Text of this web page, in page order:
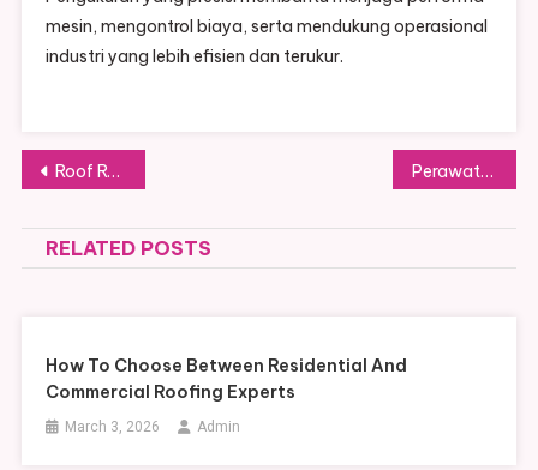
mesin, mengontrol biaya, serta mendukung operasional
industri yang lebih efisien dan terukur.
Post
navigation
Roof Repairs Made Simple: Essential Tips for Homeowners Perawatan Flow Meter Solar agar Performa Tetap Stabil
RELATED POSTS
How To Choose Between Residential And
Commercial Roofing Experts
March 3, 2026 Admin